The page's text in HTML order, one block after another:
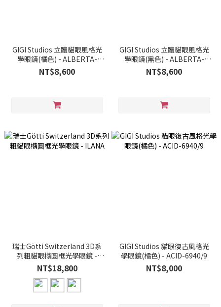
GIGI Studios 立體貓眼風格光
學眼鏡(橘色) - ALBERTA-
6828/2
NT$8,600
GIGI Studios 立體貓眼風格光
學眼鏡(黑色) - ALBERTA-
6828/1
NT$8,600
瑞士Götti Switzerland 3D系
列粗貓眼橢圓框光學眼鏡 -
ILANA
NT$18,800
GIGI Studios 貓眼復古風格光
學眼鏡(橘色) - ACID-6940/9
NT$8,000